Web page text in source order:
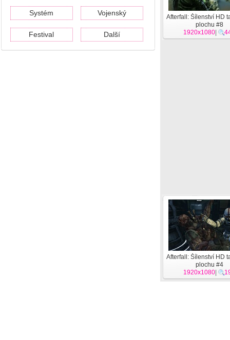
Systém Vojenský
Festival Další
Afterfall: Šílenství HD
plochu #8
1920x1080
Afterfall: Šílenství HD
plochu #4
1920x1080